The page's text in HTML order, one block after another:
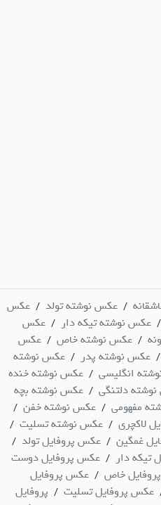
/ عکس نوشته تولد / عکس
/ عکس نوشته تیکه دار / عکس
/ عکس نوشته خاص / عکس
/ عکس نوشته پدر / عکس نوشته
انگلیسی / عکس نوشته خنده
دلتنگی / عکس نوشته بچه
مفهومی / عکس نوشته خفن /
لاکچری / عکس نوشته تسلیت /
غمگین / عکس پروفایل تولد /
تیکه دار / عکس پروفایل دوست
خاص / عکس پروفایل
عکس پروفایل تسلیت / پروفایل